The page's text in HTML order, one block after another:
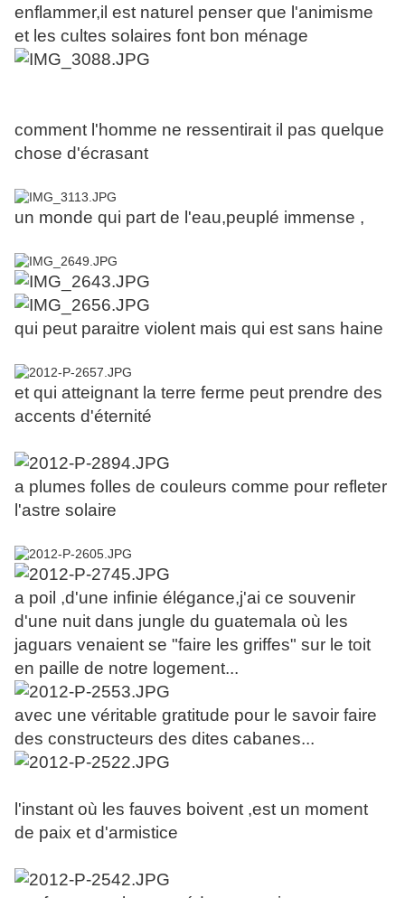
enflammer,il est naturel penser que l'animisme
et les cultes solaires font bon ménage
comment l'homme ne ressentirait il pas quelque
chose d'écrasant
un monde qui part de l'eau,peuplé immense ,
qui peut paraitre violent mais qui est sans haine
et qui atteignant la terre ferme peut prendre des
accents d'éternité
a plumes folles de couleurs comme pour refleter
l'astre solaire
a poil ,d'une infinie élégance,j'ai ce souvenir
d'une nuit dans jungle du guatemala où les
jaguars venaient se "faire les griffes" sur le toit
en paille de notre logement...
avec une véritable gratitude pour le savoir faire
des constructeurs des dites cabanes...
l'instant où les fauves boivent ,est un moment
de paix et d'armistice